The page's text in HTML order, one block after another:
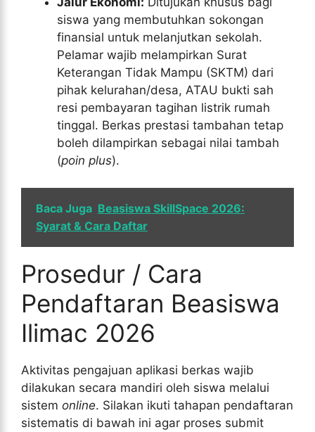
siswa yang membutuhkan sokongan
finansial untuk melanjutkan sekolah.
Pelamar wajib melampirkan Surat
Keterangan Tidak Mampu (SKTM) dari
pihak kelurahan/desa, ATAU bukti sah
resi pembayaran tagihan listrik rumah
tinggal. Berkas prestasi tambahan tetap
boleh dilampirkan sebagai nilai tambah
(poin plus).
Baca Juga Beasiswa SkillSpace 2026:
Syarat & Cara Daftar
Prosedur / Cara
Pendaftaran Beasiswa
Ilimac 2026
Aktivitas pengajuan aplikasi berkas wajib
dilakukan secara mandiri oleh siswa melalui
sistem online. Silakan ikuti tahapan pendaftaran
sistematis di bawah ini agar proses submit